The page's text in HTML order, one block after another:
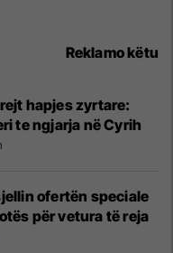
Reklamo këtu
hapjes zyrtare:
te ngjarja në Cyrih
ofertën speciale
për vetura të reja